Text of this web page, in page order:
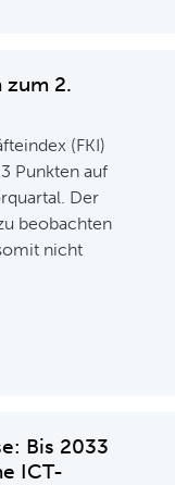
zum 2.
(FKI)
Punkten auf
Der
beobachten
nicht
Bis 2033
ICT-